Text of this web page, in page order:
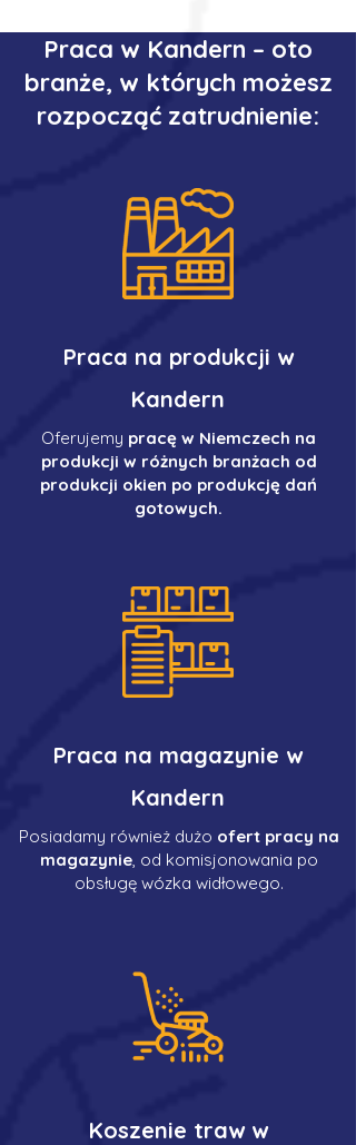
Praca w Kandern – oto
branże, w których możesz
rozpocząć zatrudnienie:
Praca na produkcji w
Kandern
Oferujemy pracę w Niemczech na
produkcji w różnych branżach od
produkcji okien po produkcję dań
gotowych.
Praca na magazynie w
Kandern
Posiadamy również dużo ofert pracy na
magazynie, od komisjonowania po
obsługę wózka widłowego.
Koszenie traw w